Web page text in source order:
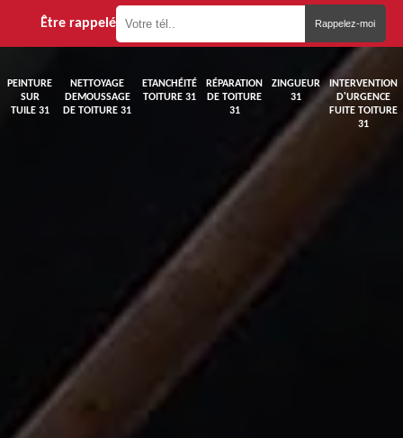
Être rappelé
PEINTURE
SUR
TUILE 31
NETTOYAGE
DEMOUSSAGE
DE TOITURE 31
ETANCHÉITÉ
TOITURE 31
RÉPARATION
DE TOITURE
31
ZINGUEUR
31
INTERVENTION
D'URGENCE
FUITE TOITURE
31